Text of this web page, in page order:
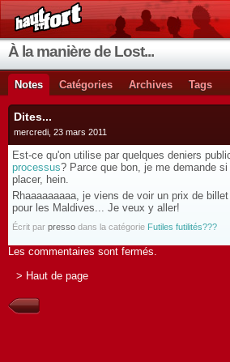
À la manière de Lost...
Notes Catégories Archives Tags
Dites...
mercredi, 23 mars 2011
Est-ce qu'on utilise par quelques deniers
processus? Parce que bon, je me demande
placer, hein.
Rhaaaaaaaaa, je viens de voir un prix de
pour les Maldives... Je veux y aller!
Écrit par presso dans la catégorie Futiles futilités???
Les commentaires sont fermés.
> Haut de page